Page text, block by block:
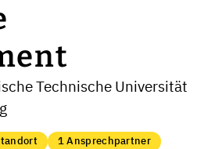
Technische Universität
1 Ansprechpartner